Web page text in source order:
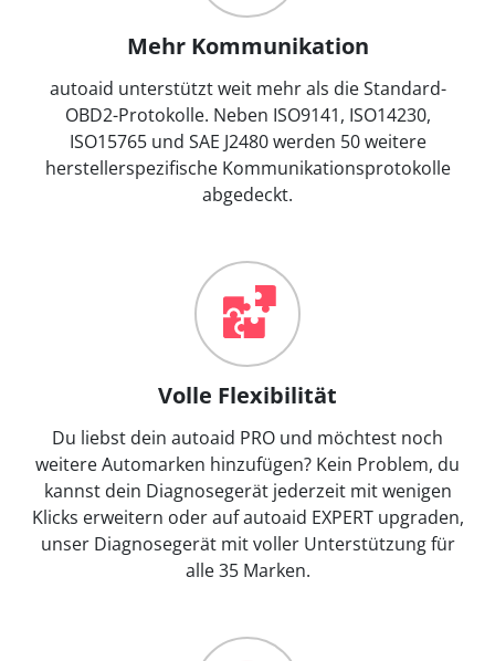
Mehr Kommunikation
autoaid unterstützt weit mehr als die Standard-
OBD2-Protokolle. Neben ISO9141, ISO14230,
ISO15765 und SAE J2480 werden 50 weitere
herstellerspezifische Kommunikationsprotokolle
abgedeckt.
Volle Flexibilität
Du liebst dein autoaid PRO und möchtest noch
weitere Automarken hinzufügen? Kein Problem, du
kannst dein Diagnosegerät jederzeit mit wenigen
Klicks erweitern oder auf autoaid EXPERT upgraden,
unser Diagnosegerät mit voller Unterstützung für
alle 35 Marken.